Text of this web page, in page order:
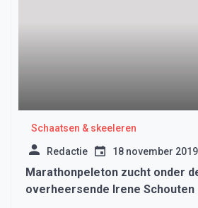
Schaatsen & skeeleren
Redactie 18 november 2019
Marathonpeleton zucht onder
overheersende Irene Schouten